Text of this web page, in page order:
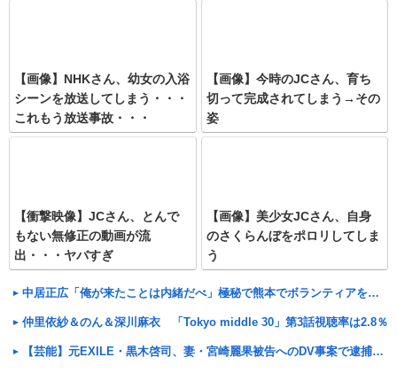
【画像】NHKさん、幼女の入浴
シーンを放送してしまう・・・
これもう放送事故・・・
【画像】今時のJCさん、育ち
切って完成されてしまう→その
姿
【衝撃映像】JCさん、とんで
もない無修正の動画が流
出・・・ヤバすぎ
【画像】美少女JCさん、自身
のさくらんぼをポロリしてしま
う
中居正広「俺が来たことは内緒だべ」極秘で熊本でボランティアをしていたwwwwwww
仲里依紗＆のん＆深川麻衣 「Tokyo middle 30」第3話視聴率は2.8％
【芸能】元EXILE・黒木啓司、妻・宮崎麗果被告へのDV事案で逮捕されていた 宮崎は全身打撲、頭部裂